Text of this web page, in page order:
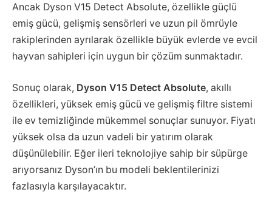
Ancak Dyson V15 Detect Absolute, özellikle güçlü
emiş gücü, gelişmiş sensörleri ve uzun pil ömrüyle
rakiplerinden ayrılarak özellikle büyük evlerde ve evcil
hayvan sahipleri için uygun bir çözüm sunmaktadır.
Sonuç olarak, Dyson V15 Detect Absolute, akıllı
özellikleri, yüksek emiş gücü ve gelişmiş filtre sistemi
ile ev temizliğinde mükemmel sonuçlar sunuyor. Fiyatı
yüksek olsa da uzun vadeli bir yatırım olarak
düşünülebilir. Eğer ileri teknolojiye sahip bir süpürge
arıyorsanız Dyson’ın bu modeli beklentilerinizi
fazlasıyla karşılayacaktır.